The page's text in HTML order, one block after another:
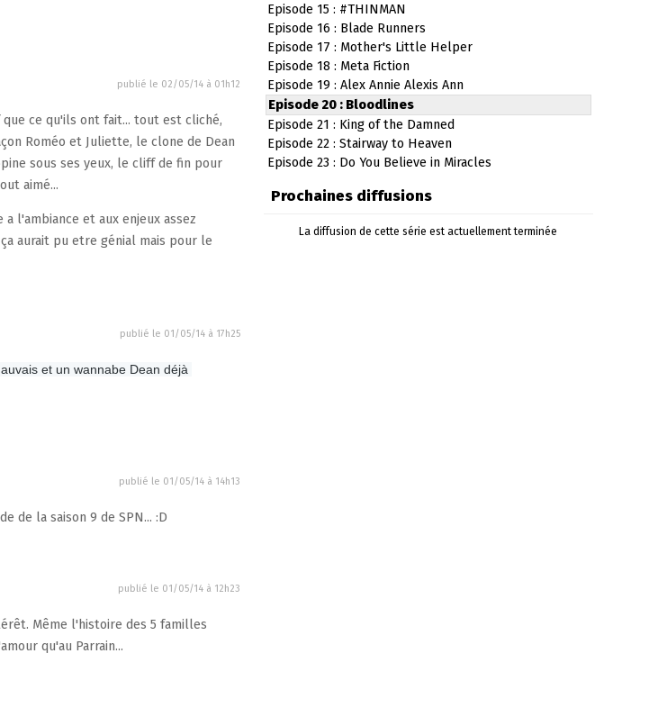
publié le 02/05/14 à 01h12
ce qu'ils ont fait... tout est cliché,
Roméo et Juliette, le clone de Dean
sous ses yeux, le cliff de fin pour
aimé...
l'ambiance et aux enjeux assez
aurait pu etre génial mais pour le
publié le 01/05/14 à 17h25
et un wannabe Dean déjà
publié le 01/05/14 à 14h13
de la saison 9 de SPN... :D
publié le 01/05/14 à 12h23
Même l'histoire des 5 familles
qu'au Parrain...
Episode 15 : #THINMAN
Episode 16 : Blade Runners
Episode 17 : Mother's Little Helper
Episode 18 : Meta Fiction
Episode 19 : Alex Annie Alexis Ann
Episode 20 : Bloodlines
Episode 21 : King of the Damned
Episode 22 : Stairway to Heaven
Episode 23 : Do You Believe in Miracles
Prochaines diffusions
La diffusion de cette série est actuellement terminée